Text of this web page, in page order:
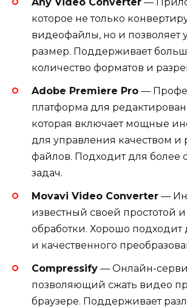
которое не только
видеофайлы, но и позволяет
размер. Поддерживает
количество форматов и
Adobe Premiere Pro —
платформа для
которая включает мощные
для управления качеством и
файлов. Подходит для более
задач.
Movavi Video Converter —
известный своей простотой
обработки. Хорошо подходит
и качественного
Compressify — Онлайн-
позволяющий сжать видео
браузере. Поддерживает